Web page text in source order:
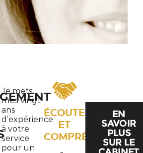
Je mets
mes vingt
ans
d’expérience
à votre
service
pour un
ÉCOUTE
ET
COMPRÉHENSION
EN
SAVOIR
PLUS
SUR LE